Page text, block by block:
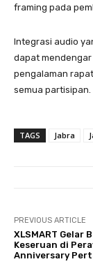
framing pada
Integrasi audio
dapat
pengalaman
semua partisipan.
TAGS Jabra
PREVIOUS ARTICLE
XLSMART Gelar
Keseruan di
Anniversary